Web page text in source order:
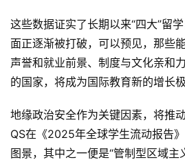
这些数据证实了长期以来“四大”留
面正逐渐被打破，可以预见，那些
声誉和就业前景、制度与文化亲和
的国家，将成为国际教育新的增长极
地缘政治安全作为关键因素，将推
QS在《2025年全球学生流动报告
图景，其中之一便是“管制型区域主